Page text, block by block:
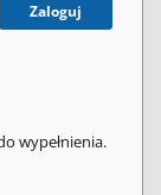
Zaloguj
wypełnienia.